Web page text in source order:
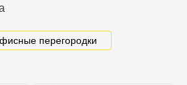
перегородки